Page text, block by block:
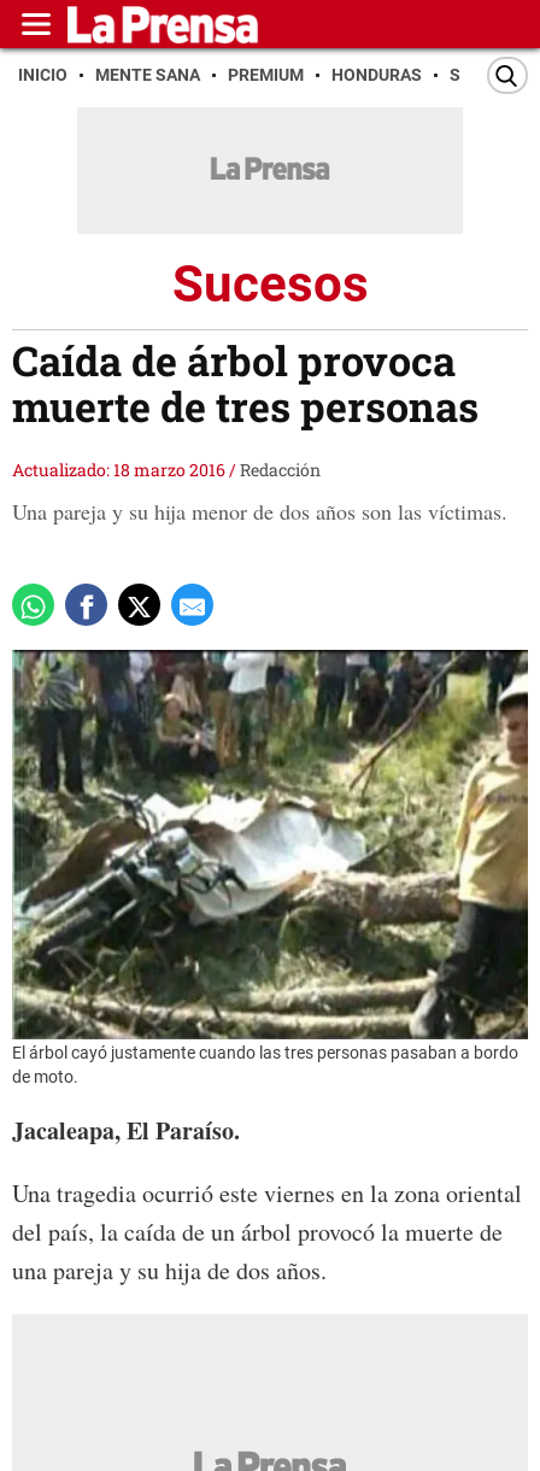
INICIO MENTE SANA PREMIUM HONDURAS SAN PEDRO
Sucesos
Caída de árbol provoca
muerte de tres personas
Actualizado: 18 marzo 2016/Redacción
Una pareja y su hija menor de dos años son las víctimas.
El árbol cayó justamente cuando las tres personas pasaban a bordo
de moto.
Jacaleapa, El Paraíso.
Una tragedia ocurrió este viernes en la zona oriental
del país, la caída de un árbol provocó la muerte de
una pareja y su hija de dos años.